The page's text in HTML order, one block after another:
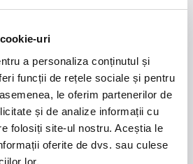
uri
a personaliza conținutul și
funcții de rețele sociale și pentru
le oferim partenerilor de
și de analize informații cu
folosiți site-ul nostru. Aceștia le
oferite de dvs. sau culese
lor.
şi concerte în: Japonia, Anglia,
Danemarca, Israel, Austria,
Bulgaria, Slovacia, Croaţia,
va raspandi stralucirea si
tara, intr-un amplu turneu
de orase, pe care urmeaza sa le
la ora 19.30.